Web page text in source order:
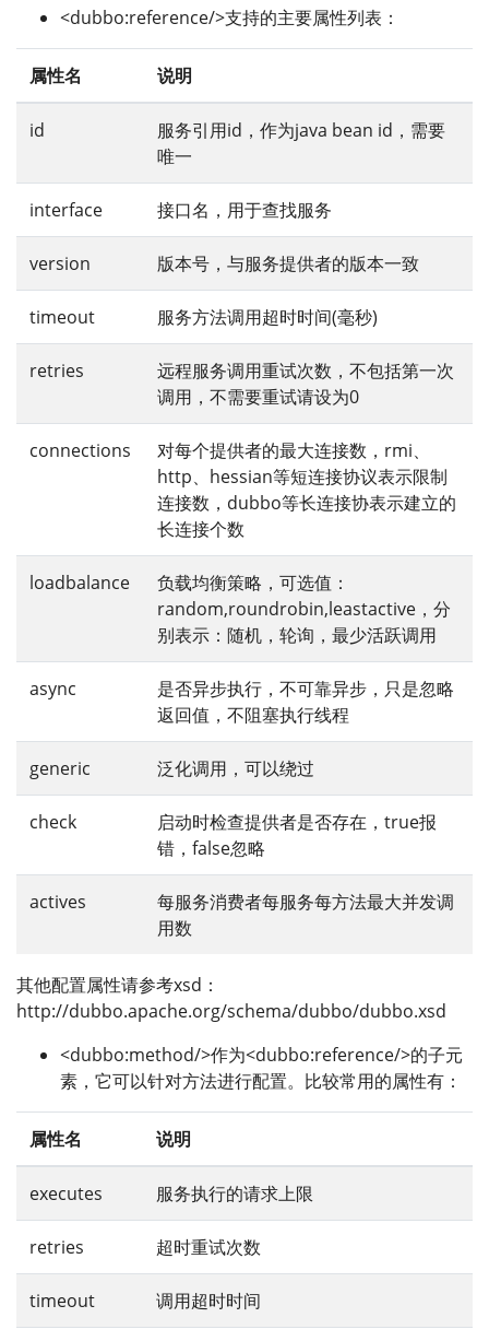
<dubbo:reference/>支持的主要属性列表：
属性名 说明
id
服务引用id，作为java bean id，需要
唯一
interface 接口名，用于查找服务
version 版本号，与服务提供者的版本一致
timeout 服务方法调用超时时间(毫秒)
retries
远程服务调用重试次数，不包括第一次
调用，不需要重试请设为0
connections
对每个提供者的最大连接数，rmi、
http、hessian等短连接协议表示限制
连接数，dubbo等长连接协表示建立的
长连接个数
loadbalance
负载均衡策略，可选值：
random,roundrobin,leastactive，分
别表示：随机，轮询，最少活跃调用
async
是否异步执行，不可靠异步，只是忽略
返回值，不阻塞执行线程
generic 泛化调用，可以绕过
check
启动时检查提供者是否存在，true报
错，false忽略
actives
每服务消费者每服务每方法最大并发调
用数
其他配置属性请参考xsd：
http://dubbo.apache.org/schema/dubbo/dubbo.xsd
<dubbo:method/>作为<dubbo:reference/>的子元
素，它可以针对方法进行配置。比较常用的属性有：
属性名 说明
executes 服务执行的请求上限
retries 超时重试次数
timeout 调用超时时间